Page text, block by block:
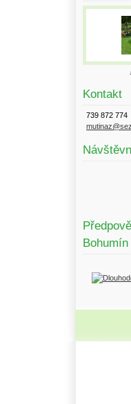
Kontakt
739 872 774
Bohumín